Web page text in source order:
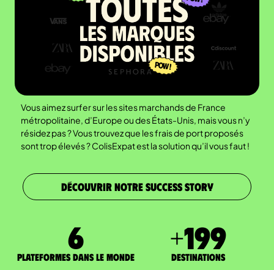
Vous aimez surfer sur les sites marchands de France
métropolitaine, d’Europe ou des États-Unis, mais vous n’y
résidez pas ? Vous trouvez que les frais de port proposés
sont trop élevés ? ColisExpat est la solution qu’il vous faut !
DÉCOUVRIR NOTRE SUCCESS STORY
7
Plateformes dans le monde
+200
DESTINATIONS